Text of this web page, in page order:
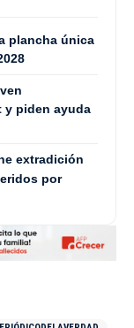
plancha única
y piden ayuda
extradición
por